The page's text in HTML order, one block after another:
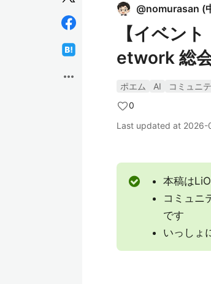
more_horiz
@nomurasan (
【イベン
etwork 総
ポエム AI コミュニ
0
Last updated at 2026-
本稿は
コミュニ
です
いっしょ